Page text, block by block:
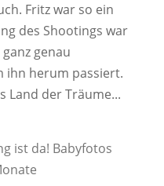
Fritz war so ein
des Shootings war
genau
ihn herum passiert.
Land der Träume...